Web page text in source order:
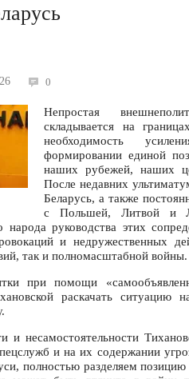
0
Непростая
складывается на
необходимость
формировании единой
наших рубежей, наших
После недавних
Беларусь, а также
с Польшей, Литвой и
народа руководства этих
и недружественных
так и полномасштабной войны.
при помощи
раскачать ситуацию
и несамостоятельности
и на их содержании
полностью разделяем